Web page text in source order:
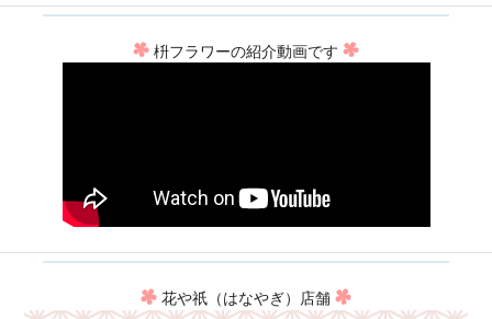
枡フラワーの紹介動画です
花や祇（はなやぎ）店舗